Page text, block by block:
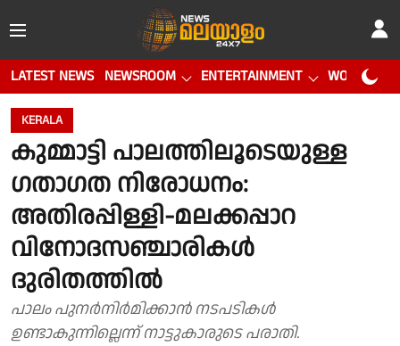
LATEST NEWS NEWSROOM ENTERTAINMENT WORLD CUP
KERALA
കുമ്മാട്ടി പാലത്തിലൂടെയുള്ള
ഗതാഗത നിരോധനം:
അതിരപ്പിള്ളി-മലക്കപ്പാറ
വിനോദസഞ്ചാരികൾ
ദുരിതത്തിൽ
പാലം പുനർനിർമിക്കാൻ നടപടികൾ
ഉണ്ടാകുന്നില്ലെന്ന് നാട്ടുകാരുടെ പരാതി.